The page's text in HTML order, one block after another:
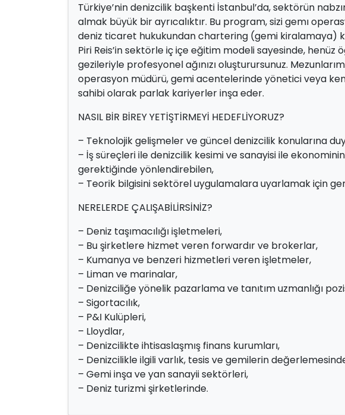
Türkiye’nin denizcilik başkenti İstanbul’da, sektörün
almak büyük bir ayrıcalıktır. Bu program, sizi gemı
deniz ticaret hukukundan chartering (gemi kiralamaya)
Piri Reis’in sektörle iç içe eğitim modeli sayesinde, henüz
gezileriyle profesyonel ağınızı oluşturursunuz.
operasyon müdürü, gemi acentelerinde yönetici veya
sahibi olarak parlak kariyerler inşa eder.
NASIL BİR BİREY YETİŞTİRMEYİ HEDEFLİYORUZ?
– Teknolojik gelişmeler ve güncel denizcilik konularına
– İş süreçleri ile denizcilik kesimi ve sanayisi ile
gerektiğinde yönlendirebilen,
– Teorik bilgisini sektörel uygulamalara uyarlamak için
NERELERDE ÇALIŞABİLİRSİNİZ?
– Deniz taşımacılığı işletmeleri,
– Bu şirketlere hizmet veren forwardır ve brokerlar,
– Kumanya ve benzeri hizmetleri veren işletmeler,
– Liman ve marinalar,
– Denizciliğe yönelik pazarlama ve tanıtım uzmanlığı
– Sigortacılık,
– P&I Kulüpleri,
– Lloydlar,
– Denizcilikte ihtisaslaşmış finans kurumları,
– Denizcilikle ilgili varlık, tesis ve gemilerin
– Gemi inşa ve yan sanayii sektörleri,
– Deniz turizmi şirketlerinde.